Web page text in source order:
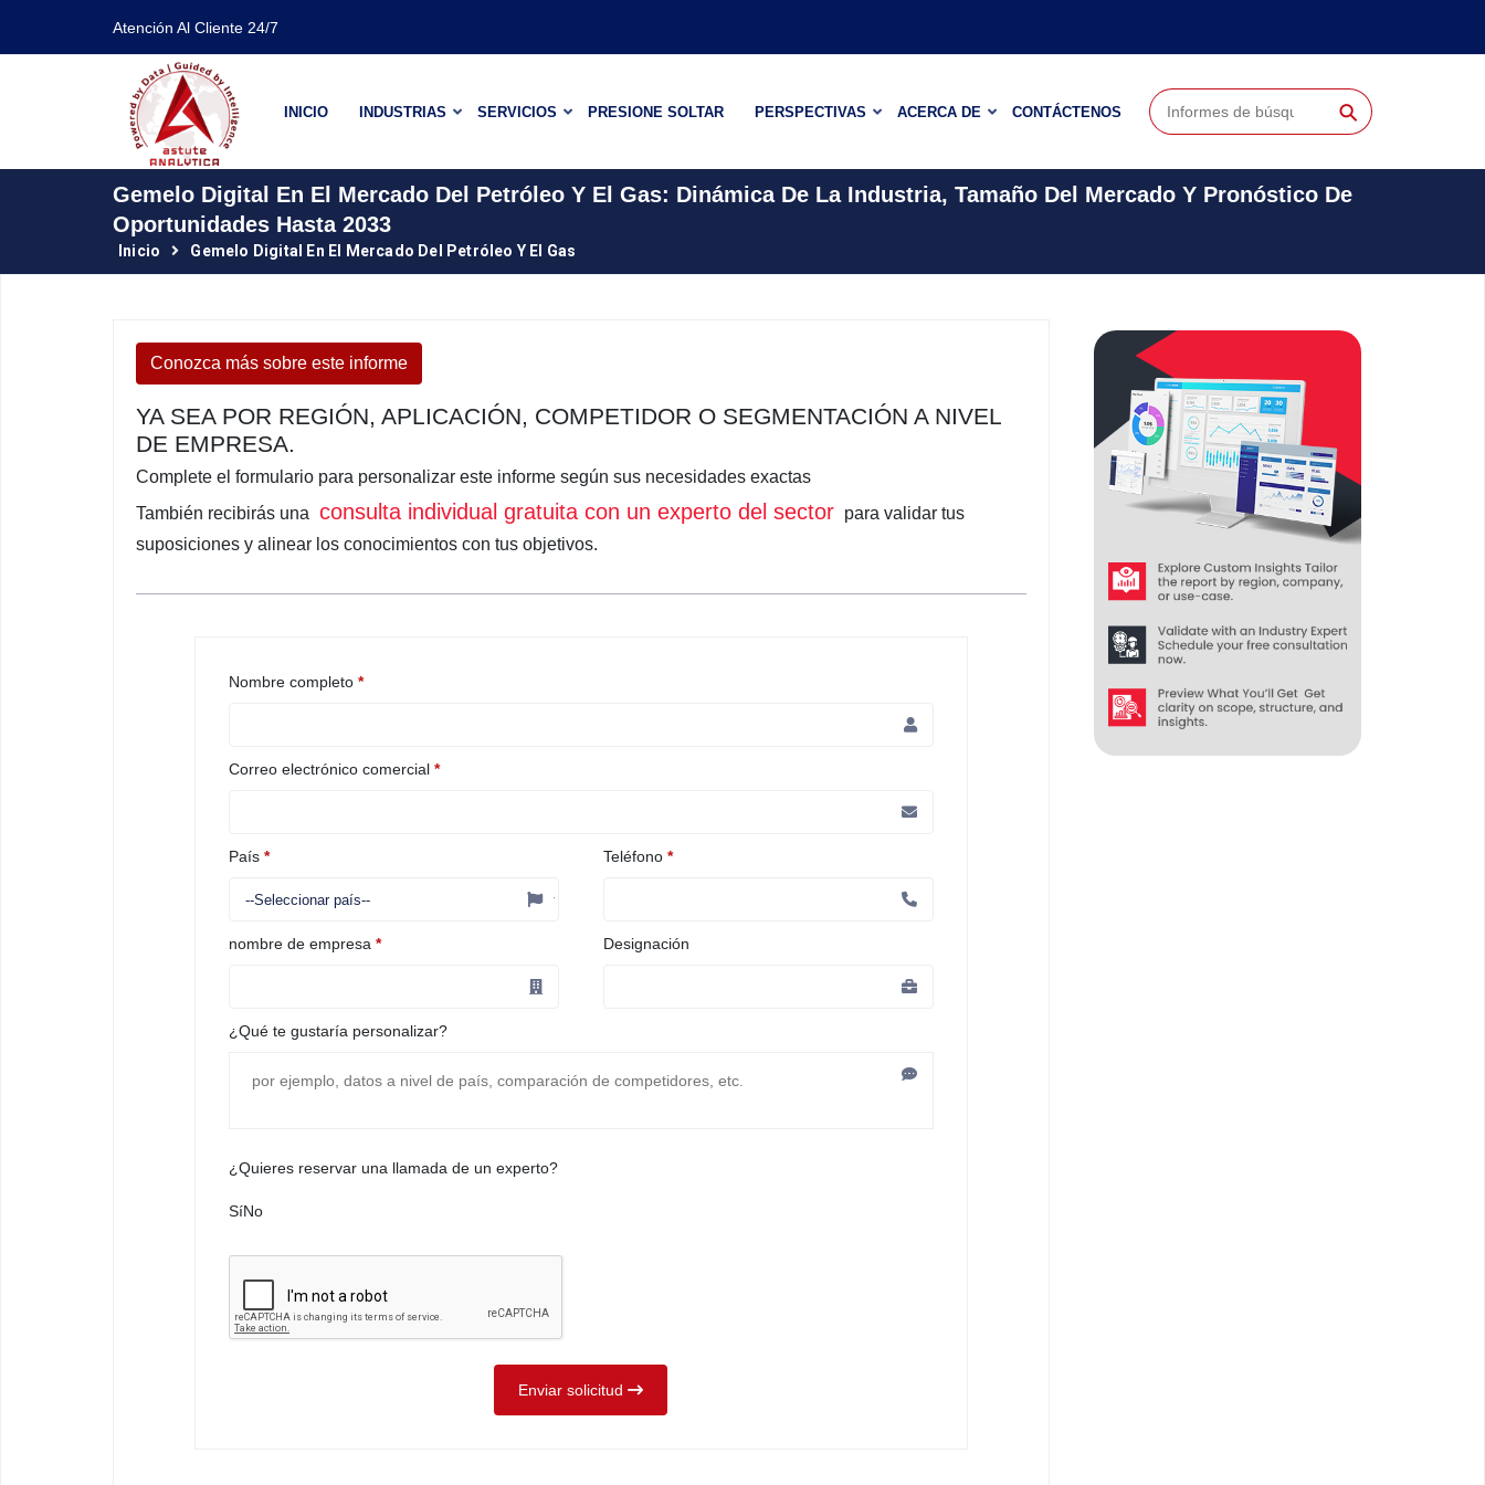
Atención Al Cliente 24/7
INICIO INDUSTRIAS SERVICIOS PRESIONE SOLTAR PERSPECTIVAS ACERCA DE CONTÁCTENOS ⚲
Gemelo Digital En El Mercado Del Petróleo Y El Gas: Dinámica De La Industria, Tamaño Del Mercado Y Pronóstico De
Oportunidades Hasta 2033
Inicio Gemelo Digital En El Mercado Del Petróleo Y El Gas
Conozca más sobre este informe
YA SEA POR REGIÓN, APLICACIÓN, COMPETIDOR O SEGMENTACIÓN A NIVEL
DE EMPRESA.
Complete el formulario para personalizar este informe según sus necesidades exactas
También recibirás una consulta individual gratuita con un experto del sector para validar tus
suposiciones y alinear los conocimientos con tus objetivos.
Nombre completo *
Correo electrónico comercial *
País * Teléfono *
nombre de empresa * Designación
¿Qué te gustaría personalizar?
¿Quieres reservar una llamada de un experto?
SíNo
Enviar solicitud